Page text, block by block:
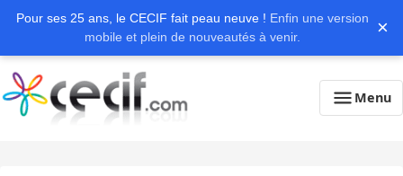
Pour ses 25 ans, le CECIF fait peau neuve ! Enfin une version
mobile et plein de nouveautés à venir.
×
Menu